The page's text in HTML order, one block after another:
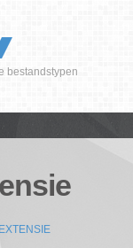
bestandstypen